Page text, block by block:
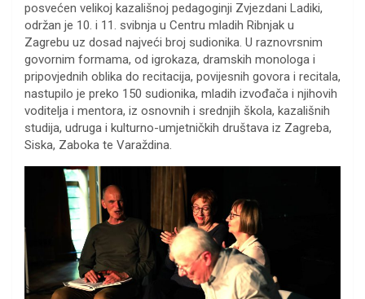
posvećen velikoj kazališnoj pedagoginji Zvjezdani Ladiki,
održan je 10. i 11. svibnja u Centru mladih Ribnjak u
Zagrebu uz dosad najveći broj sudionika. U raznovrsnim
govornim formama, od igrokaza, dramskih monologa i
pripovjednih oblika do recitacija, povijesnih govora i recitala,
nastupilo je preko 150 sudionika, mladih izvođača i njihovih
voditelja i mentora, iz osnovnih i srednjih škola, kazališnih
studija, udruga i kulturno-umjetničkih društava iz Zagreba,
Siska, Zaboka te Varaždina.